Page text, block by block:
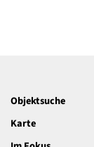
Objektsuche
Karte